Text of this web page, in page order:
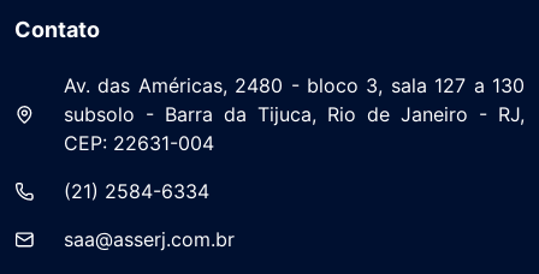
Contato
Av. das Américas, 2480 - bloco 3, sala 127 a 130
subsolo - Barra da Tijuca, Rio de Janeiro - RJ,
CEP: 22631-004
(21) 2584-6334
saa@asserj.com.br